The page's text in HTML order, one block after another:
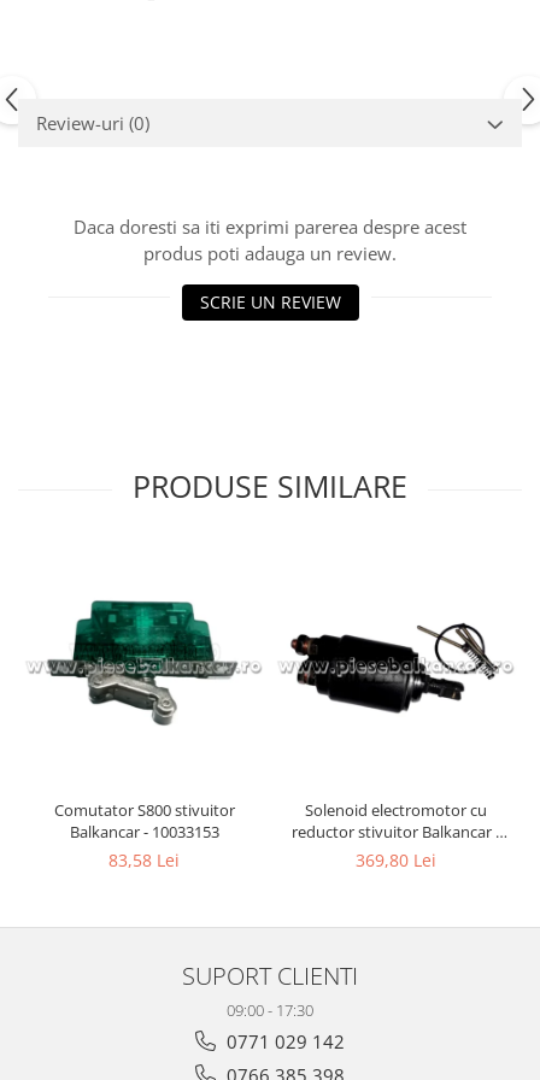
Alte piese sistem directie
Review-uri (0)
Daca doresti sa iti exprimi parerea despre acest
produs poti adauga un review.
SCRIE UN REVIEW
PRODUSE SIMILARE
Comutator S800 stivuitor
Balkancar - 10033153
83,58 Lei
Solenoid electromotor cu
reductor stivuitor Balkancar -
10065327
369,80 Lei
SUPORT CLIENTI
09:00 - 17:30
0771 029 142
0766 385 398